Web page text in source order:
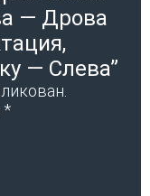
— Дрова
— Слева”
*